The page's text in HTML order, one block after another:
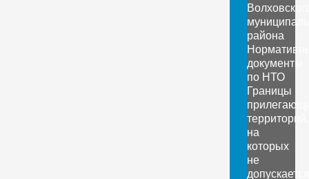
района
документы
по НТО
Границы
территорий,
на
которых
не
допускается